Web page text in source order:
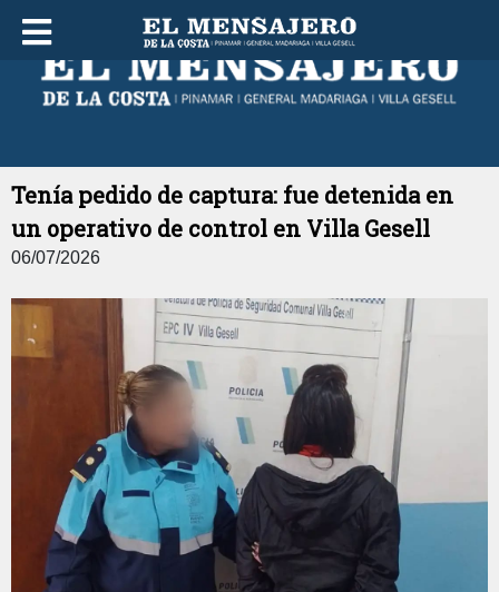
DOMINGO 09 DE AGOSTO DE 2026
Tenía pedido de captura: fue detenida en
un operativo de control en Villa Gesell
06/07/2026